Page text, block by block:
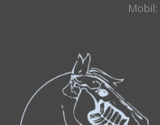
Mobil: